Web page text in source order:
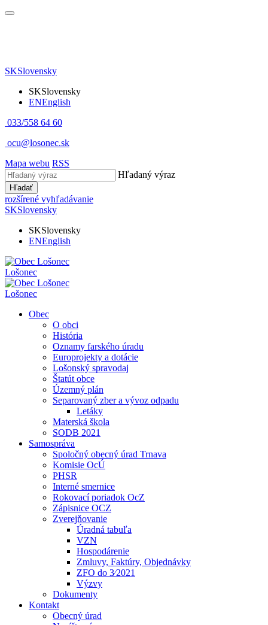
SKSlovensky
SKSlovensky
ENEnglish
033/558 64 60
ocu@losonec.sk
Mapa webu RSS
Hľadaný výraz
Hľadať
rozšírené vyhľadávanie
SKSlovensky
SKSlovensky
ENEnglish
Lošonec
Lošonec
Obec
O obci
História
Oznamy farského úradu
Europrojekty a dotácie
Lošonský spravodaj
Štatút obce
Územný plán
Separovaný zber a vývoz odpadu
Letáky
Materská škola
SODB 2021
Samospráva
Spoločný obecný úrad Trnava
Komisie OcÚ
PHSR
Interné smernice
Rokovací poriadok OcZ
Zápisnice OCZ
Zverejňovanie
Úradná tabuľa
VZN
Hospodárenie
Zmluvy, Faktúry, Objednávky
ZFO do 3⁄2021
Výzvy
Dokumenty
Kontakt
Obecný úrad